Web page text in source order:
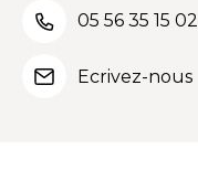
05 56 35 15 02
Ecrivez-nous